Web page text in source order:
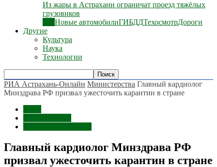
Из жары в Астрахани ограничат проезд тяжёлых
грузовиков
Новые автомобилиГИБДДТехосмотрДороги
Другие
Культура
Наука
Технологии
РИА Астрахань-Онлайн Министерства Главный кардиолог
Минздрава РФ призвал ужесточить карантин в стране
Главный кардиолог Минздрава РФ
призвал ужесточить карантин в стране